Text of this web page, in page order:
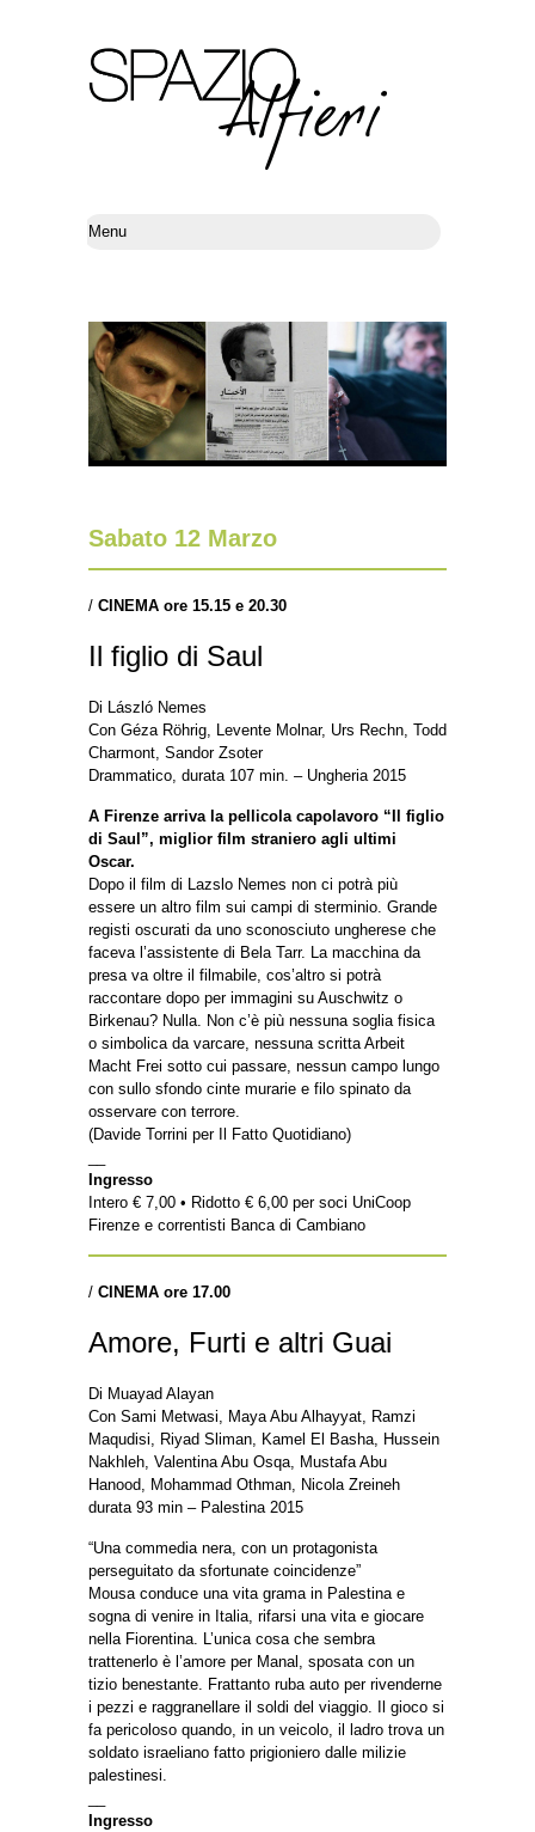
Sabato 12 Marzo
/ CINEMA ore 15.15 e 20.30
Il figlio di Saul
Di László Nemes
Con Géza Röhrig, Levente Molnar, Urs Rechn, Todd
Charmont, Sandor Zsoter
Drammatico, durata 107 min. – Ungheria 2015
A Firenze arriva la pellicola capolavoro “Il figlio
di Saul”, miglior film straniero agli ultimi
Oscar.
Dopo il film di Lazslo Nemes non ci potrà più
essere un altro film sui campi di sterminio. Grande
registi oscurati da uno sconosciuto ungherese che
faceva l’assistente di Bela Tarr. La macchina da
presa va oltre il filmabile, cos’altro si potrà
raccontare dopo per immagini su Auschwitz o
Birkenau? Nulla. Non c’è più nessuna soglia fisica
o simbolica da varcare, nessuna scritta Arbeit
Macht Frei sotto cui passare, nessun campo lungo
con sullo sfondo cinte murarie e filo spinato da
osservare con terrore.
(Davide Torrini per Il Fatto Quotidiano)
Ingresso
Intero € 7,00 • Ridotto € 6,00 per soci UniCoop
Firenze e correntisti Banca di Cambiano
/ CINEMA ore 17.00
Amore, Furti e altri Guai
Di Muayad Alayan
Con Sami Metwasi, Maya Abu Alhayyat, Ramzi
Maqudisi, Riyad Sliman, Kamel El Basha, Hussein
Nakhleh, Valentina Abu Osqa, Mustafa Abu
Hanood, Mohammad Othman, Nicola Zreineh
durata 93 min – Palestina 2015
“Una commedia nera, con un protagonista
perseguitato da sfortunate coincidenze”
Mousa conduce una vita grama in Palestina e
sogna di venire in Italia, rifarsi una vita e giocare
nella Fiorentina. L’unica cosa che sembra
trattenerlo è l’amore per Manal, sposata con un
tizio benestante. Frattanto ruba auto per rivenderne
i pezzi e raggranellare il soldi del viaggio. Il gioco si
fa pericoloso quando, in un veicolo, il ladro trova un
soldato israeliano fatto prigioniero dalle milizie
palestinesi.
Ingresso